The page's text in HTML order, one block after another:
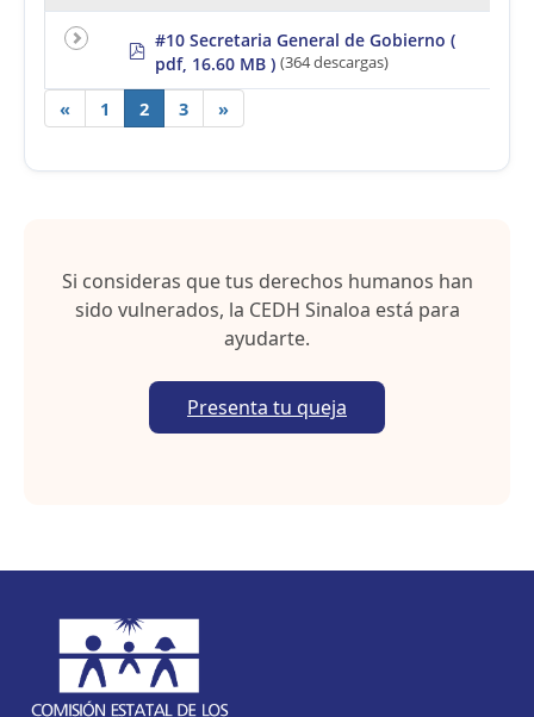
p
f
#10 Secretaria General de Gobierno (
pdf, 16.60 MB ) (364 descargas)
« 1 2 3 »
Si consideras que tus derechos humanos han
sido vulnerados, la CEDH Sinaloa está para
ayudarte.
Presenta tu queja